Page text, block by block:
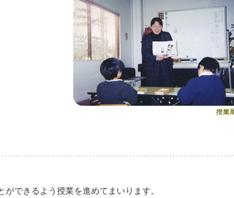
できるよう授業を進めてまいります。